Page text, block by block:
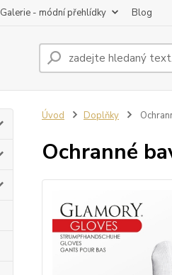
Galerie - módní přehlídky Blog
Úvod Doplňky
Ochranné